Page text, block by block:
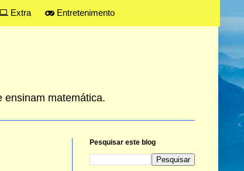
Extra Entretenimento
ensinam matemática.
Pesquisar este blog